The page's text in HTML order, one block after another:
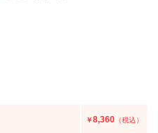
￥8,360 （税込）